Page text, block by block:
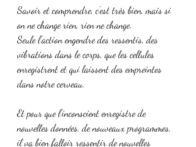
Savoir et comprendre, c'est très bien, mais si
on ne change rien, rien ne change.
Seule l'action engendre des ressentis, des
vibrations dans le corps, que les cellules
enregistrent et qui laissent des empreintes
dans notre cerveau.
Et pour que l'inconscient enregistre de
nouvelles données, de nouveaux programmes,
il va bien falloir ressentir de nouvelles